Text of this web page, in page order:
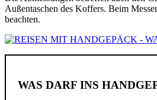
Außentaschen des Koffers. Beim
beachten.
WAS DARF INS